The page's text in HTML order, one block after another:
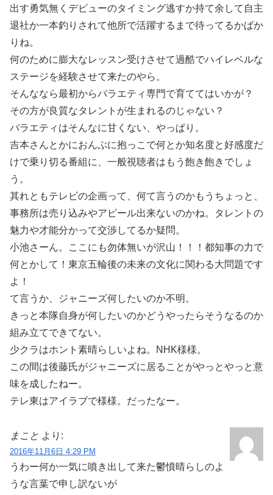
出す勇気無くデビューのタイミング逃すか持て余して自主
退社か一本釣りされて他所で活躍するまで待ってるかばか
りね。
何のために膨大なレッスン受けさせて過酷でハイレベルな
ステージを経験させて来たのやら。
そんななら最初からバラエティ専門で育ててはいかが？
その方が良質なタレントが生まれるのじゃない？
バラエティはそんなに甘くない、やっぱり。
吉本さんとかにおんぶに抱っこで何とか知名度と好感度だ
けで乗り切る番組に、一般視聴者はもう飽き飽きでしょ
う。
其れともテレビの企画って、何て言うのかもうちょっと、
事務所は売り込みやアピール出来ないのかね。タレントの
魅力や才能分かって交渉してるか疑問。
小池さーん。ここにも勿体無いが沢山！！！都知事の力で
何とかして！東京五輪後の未来の文化に関わる大問題です
よ！
て言うか、ジャニーズ何したいのか不明。
きっと本隊自身が何したいのかどうやったらそうなるのか
組み立てできてない。
少クラはホント素晴らしいよね。NHK様様。
この間は後藤氏がジャニーズに居ることがやっとやっと意
味を成したねー。
テレ東はアイラブで様様。だったなー。
まこと より:
2016年11月6日 4:29 PM
うわー何か一気に噴き出して来た鬱憤晴らしのよ
うな言葉で申し訳ないが